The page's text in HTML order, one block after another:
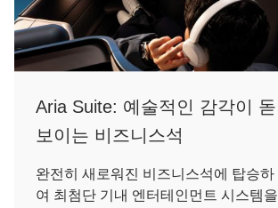
Aria Suite: 예술적인 감각이 돋
보이는 비즈니스석
완전히 새로워진 비즈니스석에 탑승하
여 최첨단 기내 엔터테인먼트 시스템을